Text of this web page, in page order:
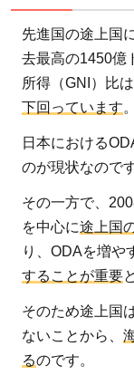
先進国の途上国
去最高の1450億
所得（GNI）比は
下回っています。
日本における
のが現状なのです
その一方で、
を中心に途上国
り、ODAを増や
することが重要
そのため途上国
ないことから、
るのです。